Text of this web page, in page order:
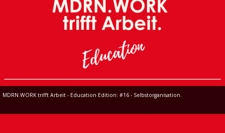
MDRN.WORK trifft Arbeit - Education Edition: #16 - Selbstorganisation.